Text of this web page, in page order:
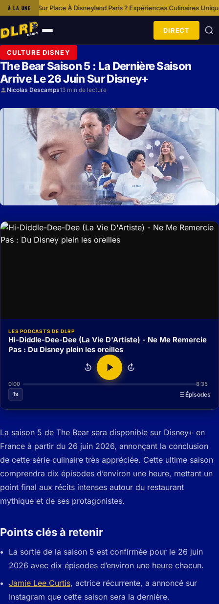
À LA UNE
Paris ?·Expériences Culinaires Uniques Dans Le Parc Disneyland Paris·
Ouvrir
le
menu
DIRECT
CULTURE DISNEY
The Bear Saison 5 : La Dernière Saison
Arrive Le 26 Juin Sur Disney+
Nicolas Descamps13 min de lecture
LES PODCASTS DE DLRP
Hi-Diddle-Dee-Dee (La Vie D'Artiste) - Ne Me Remercie
Pas : Du Disney plein les oreilles
15 15
0:00
8:35
1x
Épisodes
La saison 5 de The Bear sera disponible sur Disney+ en
France à partir du 26 juin 2026, annonçant la conclusion
de cette série culinaire très appréciée. Cette ultime saison
comprendra dix épisodes d’environ une heure, mettant un
point final aux récits intenses autour du restaurant
mythique et de ses protagonistes.
Points clés à retenir
La sortie de la saison 5 est confirmée pour le 26 juin
2026 avec dix épisodes d’environ une heure chacun.
Jamie Lee Curtis, actrice récurrente, a annoncé sur
Instagram que cette saison sera la dernière.